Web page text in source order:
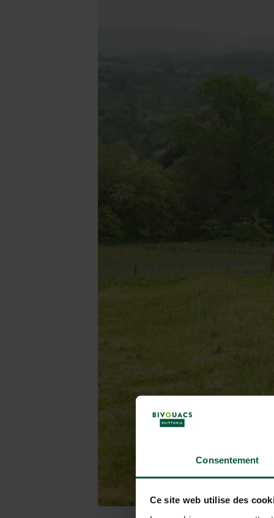
Consentement
Ce site web utilise des